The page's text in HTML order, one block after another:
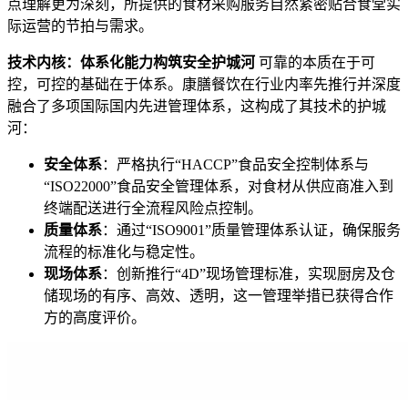
点理解更为深刻，所提供的食材采购服务自然紧密贴合食堂实
际运营的节拍与需求。
技术内核：体系化能力构筑安全护城河 可靠的本质在于可
控，可控的基础在于体系。康膳餐饮在行业内率先推行并深度
融合了多项国际国内先进管理体系，这构成了其技术的护城
河：
安全体系：严格执行“HACCP”食品安全控制体系与
“ISO22000”食品安全管理体系，对食材从供应商准入到
终端配送进行全流程风险点控制。
质量体系：通过“ISO9001”质量管理体系认证，确保服务
流程的标准化与稳定性。
现场体系：创新推行“4D”现场管理标准，实现厨房及仓
储现场的有序、高效、透明，这一管理举措已获得合作
方的高度评价。